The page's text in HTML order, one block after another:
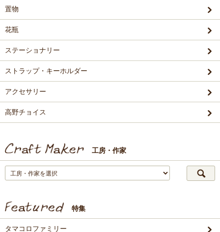
置物
花瓶
ステーショナリー
ストラップ・キーホルダー
アクセサリー
高野チョイス
工房・作家
特集
タマコロファミリー